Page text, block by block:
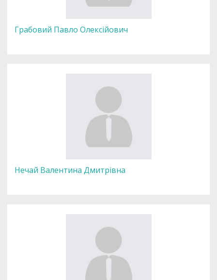
Грабовий Павло Олексійович
Нечай Валентина Дмитрівна